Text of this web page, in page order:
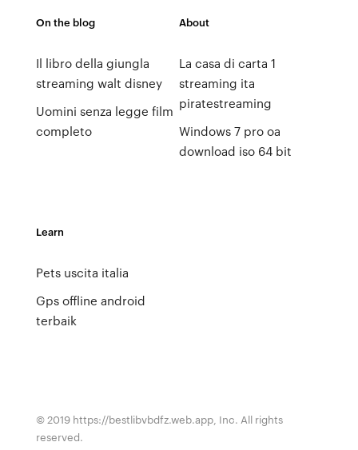
On the blog
Il libro della giungla
streaming walt disney
Uomini senza legge film
completo
About
La casa di carta 1
streaming ita
piratestreaming
Windows 7 pro oa
download iso 64 bit
Learn
Pets uscita italia
Gps offline android
terbaik
© 2019 https://bestlibvbdfz.web.app, Inc. All rights
reserved.